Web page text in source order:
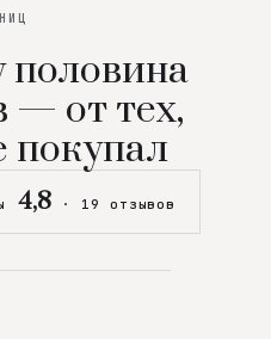
— от тех,
покупал
4,8 · 19 отзывов